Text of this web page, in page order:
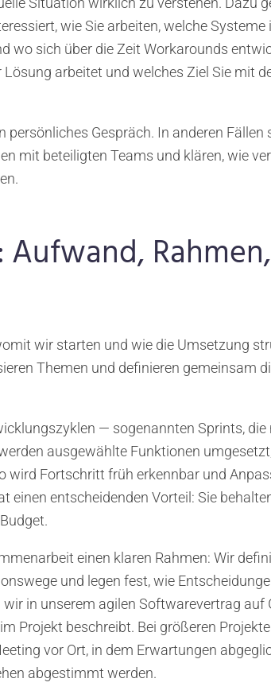
wie Sie arbeiten, welche Systeme
wo sich über die Zeit Workarounds
arbeitet und welches Ziel Sie mit
persönliches Gespräch. In anderen Fällen
mit beteiligten Teams und klären, wie
Rahmen,
wir starten und wie die Umsetzung
Themen und definieren gemeinsam
— sogenannten Sprints, die
ausgewählte Funktionen
wird Fortschritt früh erkennbar und
einen entscheidenden Vorteil: Sie
einen klaren Rahmen: Wir
und legen fest, wie
in unserem agilen Softwarevertrag auf
Projekt beschreibt. Bei größeren
vor Ort, in dem Erwartungen
abgestimmt werden.